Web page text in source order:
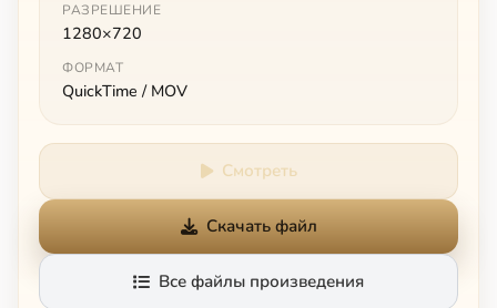
РАЗРЕШЕНИЕ
1280×720
ФОРМАТ
QuickTime / MOV
Смотреть
Скачать файл
Все файлы произведения